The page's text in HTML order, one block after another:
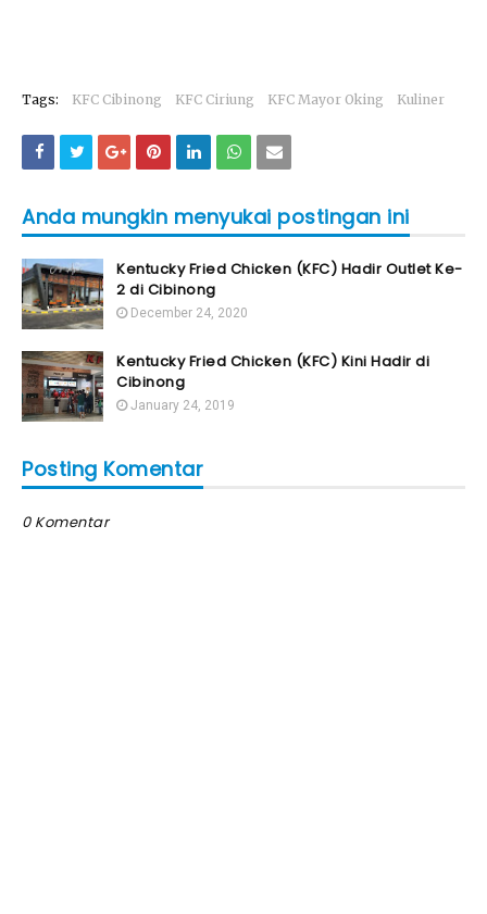
Tags: KFC Cibinong KFC Ciriung KFC Mayor Oking Kuliner
Anda mungkin menyukai postingan ini
Kentucky Fried Chicken (KFC) Hadir Outlet Ke-
2 di Cibinong
December 24, 2020
Kentucky Fried Chicken (KFC) Kini Hadir di
Cibinong
January 24, 2019
Posting Komentar
0 Komentar